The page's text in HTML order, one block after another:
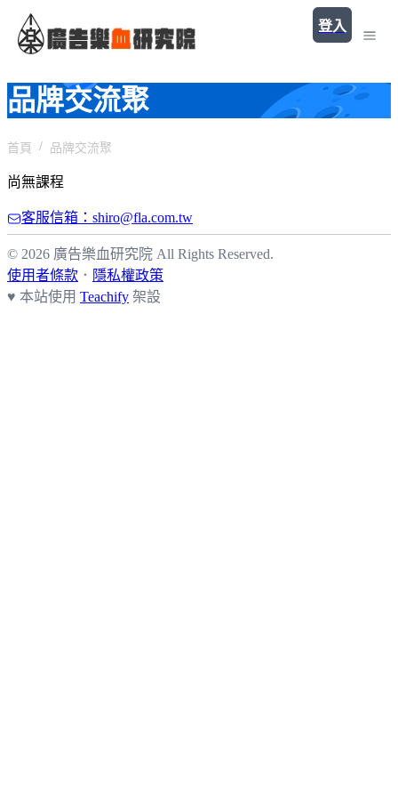
登入
品牌交流聚
首頁 品牌交流聚
尚無課程
客服信箱：shiro@fla.com.tw
© 2026 廣告樂血研究院 All Rights Reserved.
使用者條款 ． 隱私權政策
♥ 本站使用 Teachify 架設